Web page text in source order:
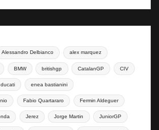
Alessandro Delbianco alex marquez
BMW britishgp CatalanGP CIV
ducati enea bastianini
Fabio Quartararo Fermin Aldeguer
Jerez Jorge Martin JuniorGP